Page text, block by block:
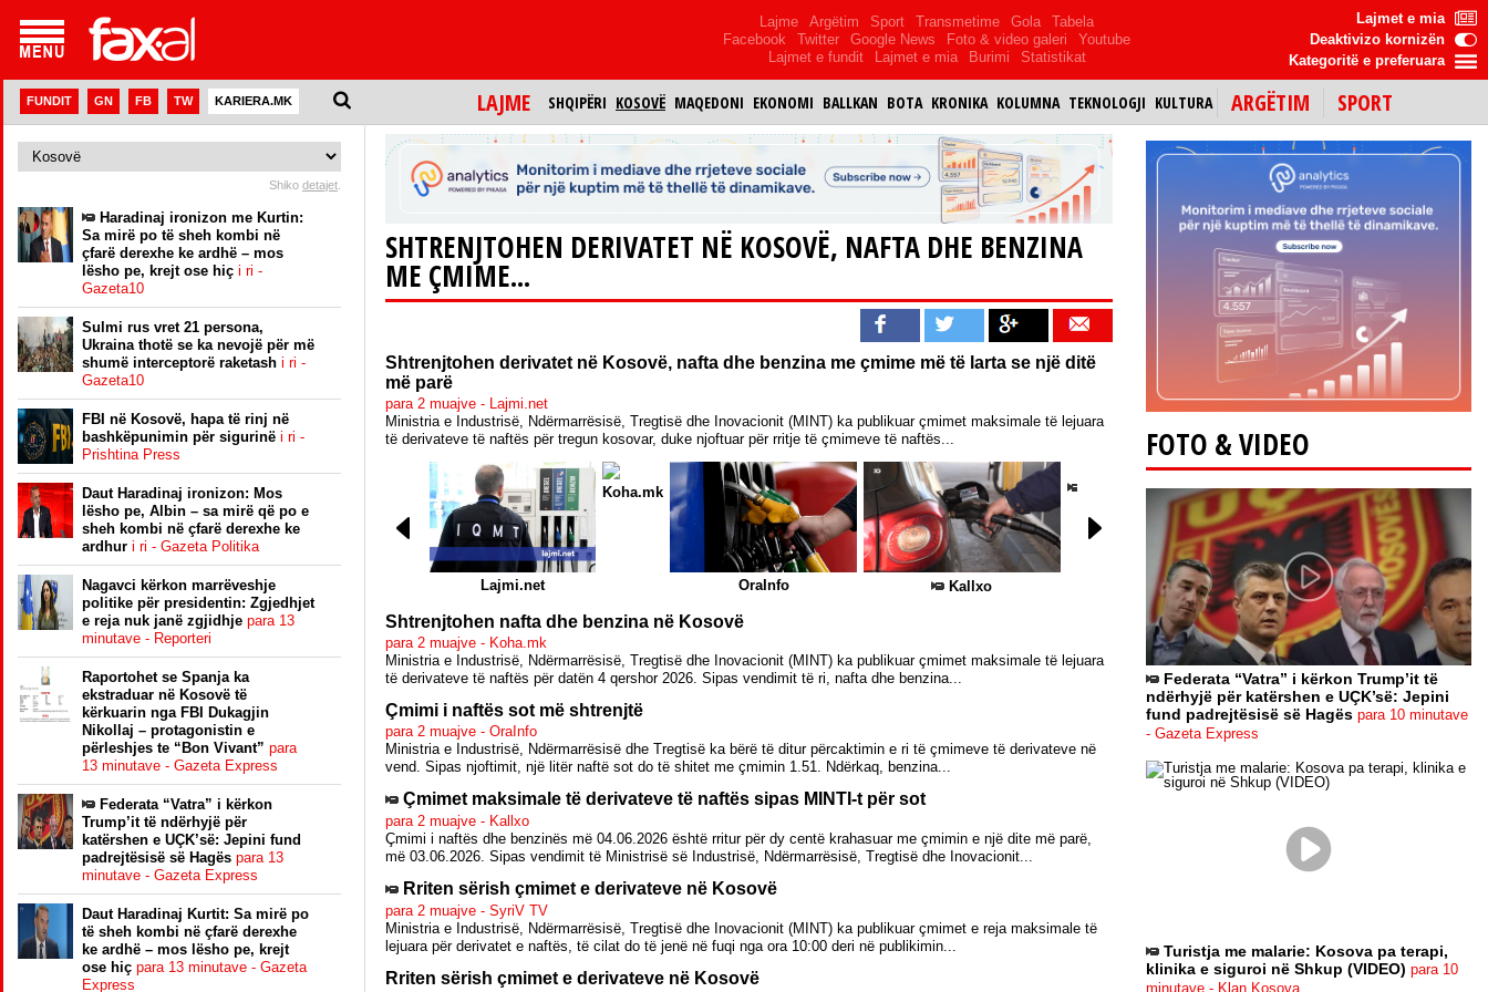
Lajme Argëtim Sport Transmetime Gola
Tabela
Facebook
Twitter Google News Foto & video galeri
Youtube
Lajmet e fundit
Lajmet e mia Burimi Statistikat
Lajmet e mia
Deaktivizo kornizën
Kategoritë e preferuara
FUNDIT GN FB TW KARIERA.MK LAJME SHQIPËRI KOSOVË MAQEDONI EKONOMI BALLKAN BOTA KRONIKA KOLUMNA TEKNOLOGJI KULTURA ARGËTIM SPORT
Shiko detajet
Haradinaj ironizon me Kurtin:
Sa mirë po të sheh kombi në
çfarë derexhe ke ardhë – mos
lësho pe, krejt ose hiç i ri -
Gazeta10
Sulmi rus vret 21 persona,
Ukraina thotë se ka nevojë për më
shumë interceptorë raketash i ri -
Gazeta10
FBI në Kosovë, hapa të rinj në
bashkëpunimin për sigurinë i ri -
Prishtina Press
Daut Haradinaj ironizon: Mos
lësho pe, Albin – sa mirë që po e
sheh kombi në çfarë derexhe ke
ardhur i ri - Gazeta Politika
Nagavci kërkon marrëveshje
politike për presidentin: Zgjedhjet
e reja nuk janë zgjidhje para 13
minutave - Reporteri
Raportohet se Spanja ka
ekstraduar në Kosovë të
kërkuarin nga FBI Dukagjin
Nikollaj – protagonistin e
përleshjes te “Bon Vivant” para
13 minutave - Gazeta Express
Federata “Vatra” i kërkon
Trump’it të ndërhyjë për
katërshen e UÇK’së: Jepini fund
padrejtësisë së Hagës para 13
minutave - Gazeta Express
Daut Haradinaj Kurtit: Sa mirë po
të sheh kombi në çfarë derexhe
ke ardhë – mos lësho pe, krejt
ose hiç para 13 minutave - Gazeta
Express
SHTRENJTOHEN DERIVATET NË KOSOVË, NAFTA DHE BENZINA
ME ÇMIME...
Shtrenjtohen derivatet në Kosovë, nafta dhe benzina me çmime më të larta se një ditë
më parë
para 2 muajve - Lajmi.net
Ministria e Industrisë, Ndërmarrësisë, Tregtisë dhe Inovacionit (MINT) ka publikuar çmimet maksimale të lejuara
të derivateve të naftës për tregun kosovar, duke njoftuar për rritje të çmimeve të naftës...
Lajmi.net
Koha.mk
OraInfo Kallxo
Gazeta Enigma
Bota Sot
Shtrenjtohen nafta dhe benzina në Kosovë
para 2 muajve - Koha.mk
Ministria e Industrisë, Ndërmarrësisë, Tregtisë dhe Inovacionit (MINT) ka publikuar çmimet maksimale të lejuara
të derivateve të naftës për datën 4 qershor 2026. Sipas vendimit të ri, nafta dhe benzina...
Çmimi i naftës sot më shtrenjtë
para 2 muajve - OraInfo
Ministria e Industrisë, Ndërmarrësisë dhe Tregtisë ka bërë të ditur përcaktimin e ri të çmimeve të derivateve në
vend. Sipas njoftimit, një litër naftë sot do të shitet me çmimin 1.51. Ndërkaq, benzina...
Çmimet maksimale të derivateve të naftës sipas MINTI-t për sot
para 2 muajve - Kallxo
Çmimi i naftës dhe benzinës më 04.06.2026 është rritur për dy centë krahasuar me çmimin e një dite më parë,
më 03.06.2026. Sipas vendimit të Ministrisë së Industrisë, Ndërmarrësisë, Tregtisë dhe Inovacionit...
Rriten sërish çmimet e derivateve në Kosovë
para 2 muajve - SyriV TV
Ministria e Industrisë, Ndërmarrësisë, Tregtisë dhe Inovacionit (MINT) ka publikuar çmimet e reja maksimale të
lejuara për derivatet e naftës, të cilat do të jenë në fuqi nga ora 10:00 deri në publikimin...
Rriten sërish çmimet e derivateve në Kosovë
FOTO & VIDEO
Federata “Vatra” i kërkon Trump’it të
ndërhyjë për katërshen e UÇK’së: Jepini
fund padrejtësisë së Hagës para 10 minutave
- Gazeta Express
Turistja me malarie: Kosova pa terapi,
klinika e siguroi në Shkup (VIDEO) para 10
minutave - Klan Kosova